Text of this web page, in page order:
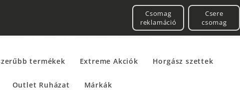
Csomag
reklamáció
Csere
csomag
termékek Extreme Akciók Horgász szettek
Outlet Ruházat Márkák